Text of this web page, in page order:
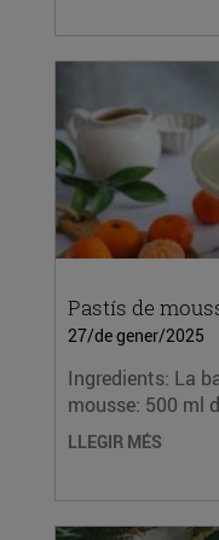
Pastís de
27/de gener/2025
Ingredients: La
mousse: 500 ml
LLEGIR MÉS